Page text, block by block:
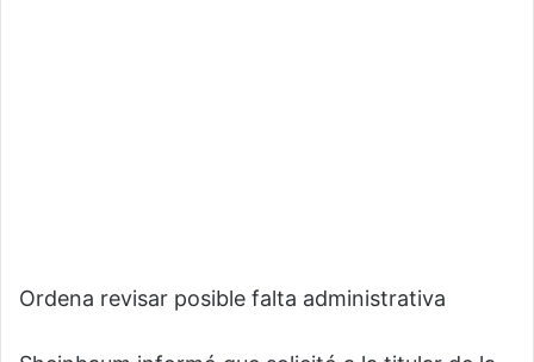
Ordena revisar posible falta administrativa